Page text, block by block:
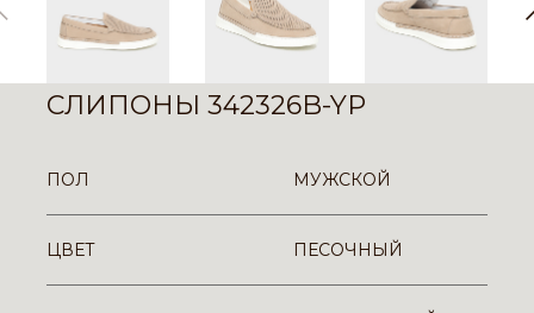
СЛИПОНЫ 342326B-YP
ПОЛ МУЖСКОЙ
ЦВЕТ ПЕСОЧНЫЙ